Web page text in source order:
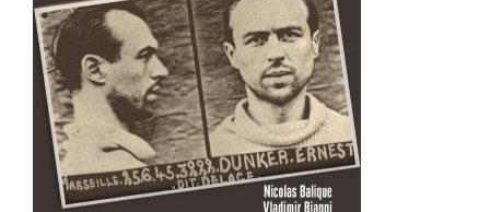
Autres civilisations
Thématiques